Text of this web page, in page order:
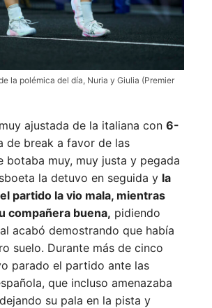
la polémica del día, Nuria y Giulia (Premier
ajustada de la italiana con 6-
de break a favor de las
botaba muy, muy justa y pegada
la detuvo en seguida y la
partido la vio mala, mientras
compañera buena, pidiendo
acabó demostrando que había
suelo. Durante más de cinco
parado el partido ante las
que incluso amenazaba
su pala en la pista y